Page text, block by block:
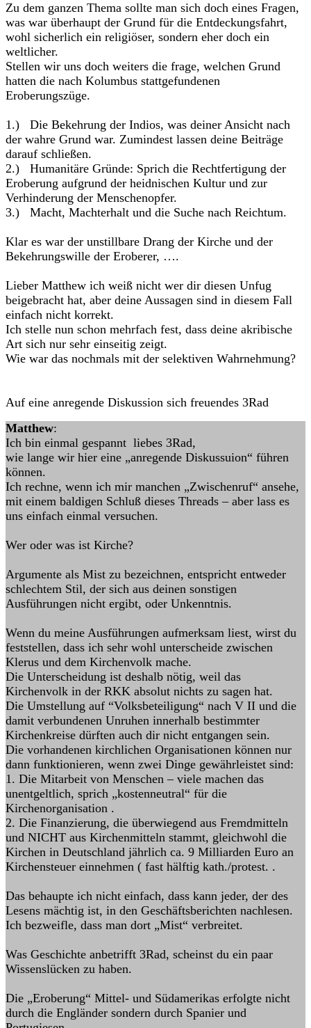
Zu dem ganzen Thema sollte man sich doch eines Fragen,
was war überhaupt der Grund für die Entdeckungsfahrt,
wohl sicherlich ein religiöser, sondern eher doch ein
weltlicher.
Stellen wir uns doch weiters die frage, welchen Grund
hatten die nach Kolumbus stattgefundenen
Eroberungszüge.
1.) Die Bekehrung der Indios, was deiner Ansicht nach
der wahre Grund war. Zumindest lassen deine Beiträge
darauf schließen.
2.) Humanitäre Gründe: Sprich die Rechtfertigung der
Eroberung aufgrund der heidnischen Kultur und zur
Verhinderung der Menschenopfer.
3.) Macht, Machterhalt und die Suche nach Reichtum.
Klar es war der unstillbare Drang der Kirche und der
Bekehrungswille der Eroberer, ….
Lieber Matthew ich weiß nicht wer dir diesen Unfug
beigebracht hat, aber deine Aussagen sind in diesem Fall
einfach nicht korrekt.
Ich stelle nun schon mehrfach fest, dass deine akribische
Art sich nur sehr einseitig zeigt.
Wie war das nochmals mit der selektiven Wahrnehmung?
Auf eine anregende Diskussion sich freuendes 3Rad
Matthew:
Ich bin einmal gespannt liebes 3Rad,
wie lange wir hier eine „anregende Diskussuion“ führen
können.
Ich rechne, wenn ich mir manchen „Zwischenruf“ ansehe,
mit einem baldigen Schluß dieses Threads – aber lass es
uns einfach einmal versuchen.
Wer oder was ist Kirche?
Argumente als Mist zu bezeichnen, entspricht entweder
schlechtem Stil, der sich aus deinen sonstigen
Ausführungen nicht ergibt, oder Unkenntnis.
Wenn du meine Ausführungen aufmerksam liest, wirst du
feststellen, dass ich sehr wohl unterscheide zwischen
Klerus und dem Kirchenvolk mache.
Die Unterscheidung ist deshalb nötig, weil das
Kirchenvolk in der RKK absolut nichts zu sagen hat.
Die Umstellung auf “Volksbeteiligung“ nach V II und die
damit verbundenen Unruhen innerhalb bestimmter
Kirchenkreise dürften auch dir nicht entgangen sein.
Die vorhandenen kirchlichen Organisationen können nur
dann funktionieren, wenn zwei Dinge gewährleistet sind:
1. Die Mitarbeit von Menschen – viele machen das
unentgeltlich, sprich „kostenneutral“ für die
Kirchenorganisation .
2. Die Finanzierung, die überwiegend aus Fremdmitteln
und NICHT aus Kirchenmitteln stammt, gleichwohl die
Kirchen in Deutschland jährlich ca. 9 Milliarden Euro an
Kirchensteuer einnehmen ( fast hälftig kath./protest. .
Das behaupte ich nicht einfach, dass kann jeder, der des
Lesens mächtig ist, in den Geschäftsberichten nachlesen.
Ich bezweifle, dass man dort „Mist“ verbreitet.
Was Geschichte anbetrifft 3Rad, scheinst du ein paar
Wissenslücken zu haben.
Die „Eroberung“ Mittel- und Südamerikas erfolgte nicht
durch die Engländer sondern durch Spanier und